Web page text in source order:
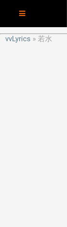
vvLyrics
若水